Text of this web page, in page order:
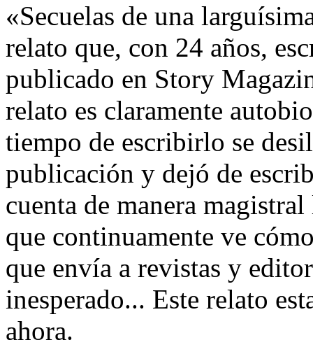
«Secuelas de una
relato que, con 24 años,
publicado en Story
relato es claramente
tiempo de escribirlo se
publicación y dejó de
cuenta de manera
que continuamente ve
que envía a revistas y
inesperado... Este relato
ahora.